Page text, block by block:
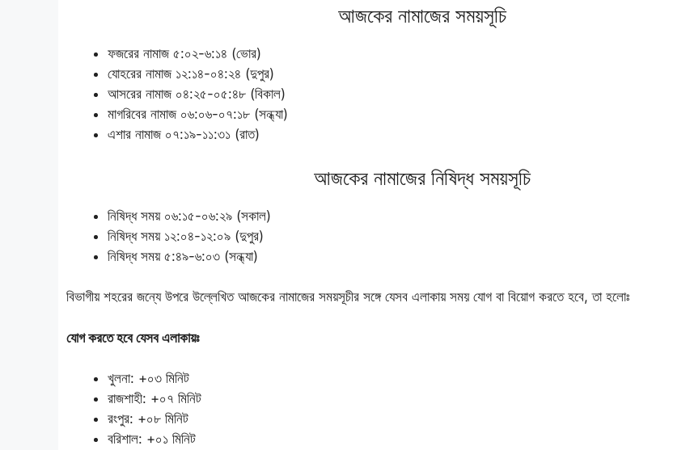
আজকের নামাজের সময়সূচি
ফজরের নামাজ ৫:০২-৬:১৪ (ভোর)
যোহরের নামাজ ১২:১৪-০৪:২৪ (দুপুর)
আসরের নামাজ ০৪:২৫-০৫:৪৮ (বিকাল)
মাগরিবের নামাজ ০৬:০৬-০৭:১৮ (সন্ধ্যা)
এশার নামাজ ০৭:১৯-১১:৩১ (রাত)
আজকের নামাজের নিষিদ্ধ সময়সূচি
নিষিদ্ধ সময় ০৬:১৫-০৬:২৯ (সকাল)
নিষিদ্ধ সময় ১২:০৪-১২:০৯ (দুপুর)
নিষিদ্ধ সময় ৫:৪৯-৬:০৩ (সন্ধ্যা)
বিভাগীয় শহরের জন্যে উপরে উল্লেখিত আজকের নামাজের সময়সূচীর সঙ্গে যেসব এলাকায় সময় যোগ বা বিয়োগ করতে হবে, তা হলোঃ
যোগ করতে হবে যেসব এলাকায়ঃ
খুলনা: +০৩ মিনিট
রাজশাহী: +০৭ মিনিট
রংপুর: +০৮ মিনিট
বরিশাল: +০১ মিনিট